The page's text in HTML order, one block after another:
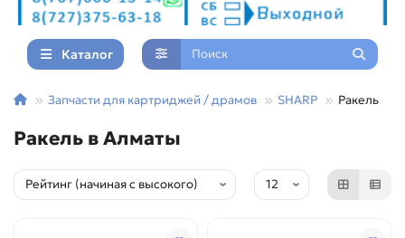
Каталог
Запчасти для картриджей / драмов SHARP Ракель
Ракель в Алматы